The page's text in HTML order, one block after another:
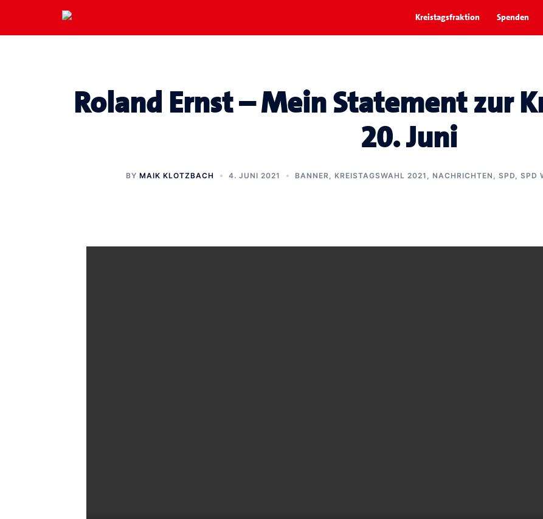
springen
Kreistagsfraktion Spenden
Roland Ernst – Mein Statement zur
20. Juni
BY MAIK KLOTZBACH 4. JUNI 2021 BANNER KREISTAGSWAHL 2021 NACHRICHTEN SPD SPD